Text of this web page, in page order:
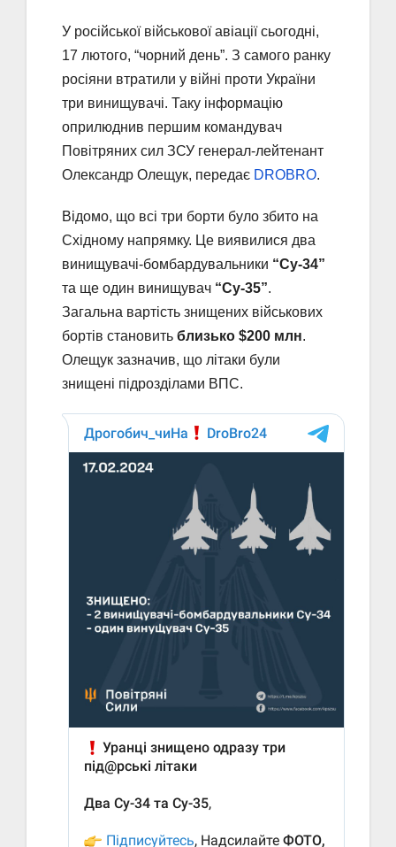
У російської військової авіації сьогодні,
17 лютого, “чорний день”. З самого ранку
росіяни втратили у війні проти України
три винищувачі. Таку інформацію
оприлюднив першим командувач
Повітряних сил ЗСУ генерал-лейтенант
Олександр Олещук, передає DROBRO.
Відомо, що всі три борти було збито на
Східному напрямку. Це виявилися два
винищувачі-бомбардувальники “Су-34”
та ще один винищувач “Су-35”.
Загальна вартість знищених військових
бортів становить близько $200 млн.
Олещук зазначив, що літаки були
знищені підрозділами ВПС.